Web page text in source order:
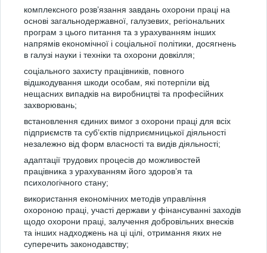
комплексного розв’язання завдань охорони праці на
основі загальнодержавної, галузевих, регіональних
програм з цього питання та з урахуванням інших
напрямів економічної і соціальної політики, досягнень
в галузі науки і техніки та охорони довкілля;
соціального захисту працівників, повного
відшкодування шкоди особам, які потерпіли від
нещасних випадків на виробництві та професійних
захворювань;
встановлення єдиних вимог з охорони праці для всіх
підприємств та суб’єктів підприємницької діяльності
незалежно від форм власності та видів діяльності;
адаптації трудових процесів до можливостей
працівника з урахуванням його здоров’я та
психологічного стану;
використання економічних методів управління
охороною праці, участі держави у фінансуванні заходів
щодо охорони праці, залучення добровільних внесків
та інших надходжень на ці цілі, отримання яких не
суперечить законодавству;